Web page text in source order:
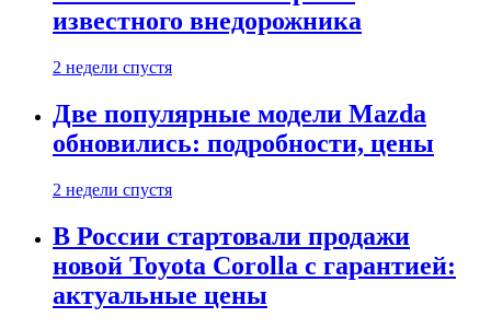
известного внедорожника
2 недели спустя
Две популярные модели Mazda
обновились: подробности, цены
2 недели спустя
В России стартовали продажи
новой Toyota Corolla с гарантией:
актуальные цены